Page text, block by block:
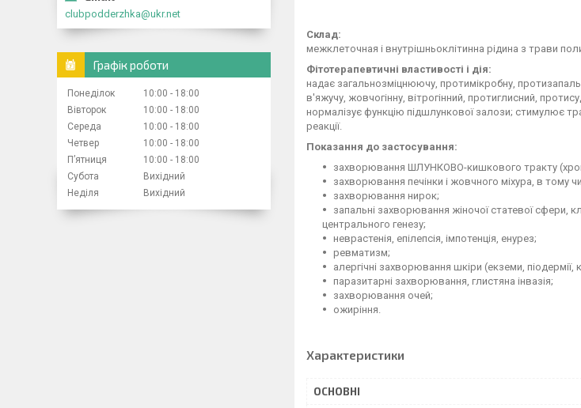
Склад:
межклеточная і внутрішньоклітинна рідина з трави
Фітотерапевтичні властивості і дія:
надає загальнозміцнюючу, протимікробну,
в'яжучу, жовчогінну, вітрогінний, протиглисний,
нормалізує функцію підшлункової залози; стимулює
реакції.
Показання до застосування:
захворювання ШЛУНКОВО-кишкового тракту
захворювання печінки і жовчного міхура, в тому
захворювання нирок;
запальні захворювання жіночої статевої сфери,
центрального генезу;
неврастенія, епілепсія, імпотенція, енурез;
ревматизм;
алергічні захворювання шкіри (екземи,
паразитарні захворювання, глистяна інвазія;
захворювання очей;
ожиріння.
Характеристики
ОСНОВНІ
clubpodderzhka@ukr.net
Графік роботи
Понеділок 10:00
18:00
Вівторок
10:00
18:00
Середа
10:00
18:00
Четвер
10:00
18:00
Пʼятниця
10:00
18:00
Субота
Вихідний
Неділя
Вихідний